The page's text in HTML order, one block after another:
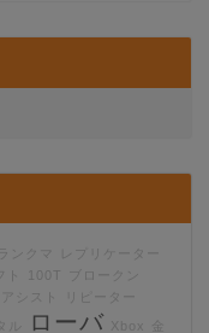
ランクマ
レプリケーター
ト 100T
リピーター
ル ローバ Xbox